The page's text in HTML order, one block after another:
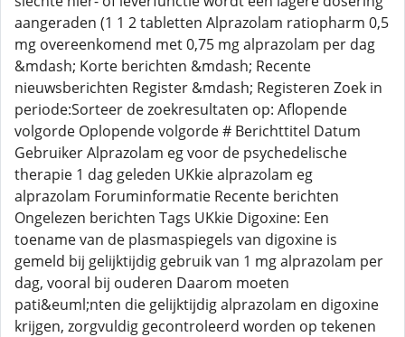
aangeraden (1 1 2 tabletten Alprazolam ratiopharm 0,5
mg overeenkomend met 0,75 mg alprazolam per dag
&mdash; Korte berichten &mdash; Recente
nieuwsberichten Register &mdash; Registeren Zoek in
periode:Sorteer de zoekresultaten op: Aflopende
volgorde Oplopende volgorde # Berichttitel Datum
Gebruiker Alprazolam eg voor de psychedelische
therapie 1 dag geleden UKkie alprazolam eg
alprazolam Foruminformatie Recente berichten
Ongelezen berichten Tags UKkie Digoxine: Een
toename van de plasmaspiegels van digoxine is
gemeld bij gelijktijdig gebruik van 1 mg alprazolam per
dag, vooral bij ouderen Daarom moeten
pati&euml;nten die gelijktijdig alprazolam en digoxine
krijgen, zorgvuldig gecontroleerd worden op tekenen